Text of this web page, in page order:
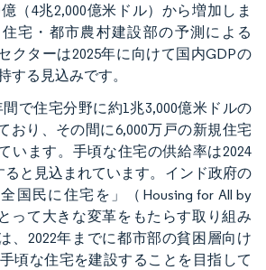
（4兆2,000億米ドル）から増加しま
宅・都市農村建設部の予測による
クターは2025年に向けて国内GDPの
する見込みです。
で住宅分野に約1兆3,000億米ドルの
おり、その間に6,000万戸の新規住宅
います。手頃な住宅の供給率は2024
ると見込まれています。インド政府の
全国民に住宅を」（Housing for All by
って大きな変革をもたらす取り組み
、2022年までに都市部の貧困層向け
頃な住宅を建設することを目指して